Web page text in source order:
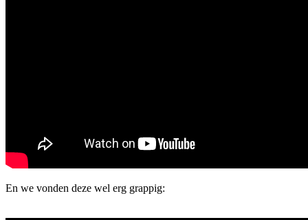
En we vonden deze wel erg grappig: